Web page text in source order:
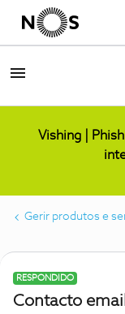
Vishing |
Gerir produtos e
RESPONDIDO
Contacto